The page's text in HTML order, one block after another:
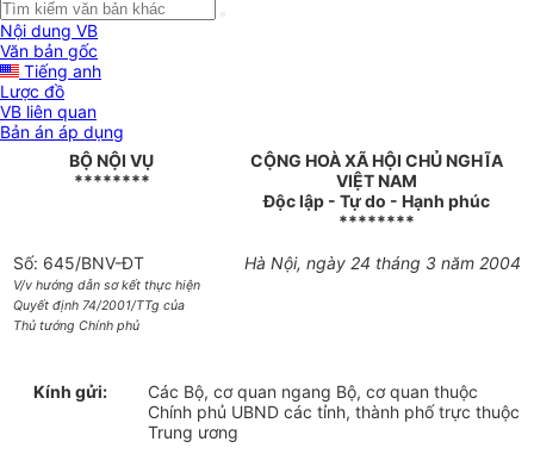
Nội dung VB
Văn bản gốc
Tiếng anh
Lược đồ
VB liên quan
Bản án áp dụng
BỘ NỘI VỤ
********
CỘNG HOÀ XÃ HỘI CHỦ NGHĨA
VIỆT NAM
Độc lập - Tự do - Hạnh phúc
********
Số: 645/BNV-ĐT
V/v hướng dẫn sơ kết thực hiện
Quyết định 74/2001/TTg của
Thủ tướng Chính phủ
Hà Nội, ngày 24 tháng 3 năm 2004
Kính gửi:
Các Bộ, cơ quan ngang Bộ, cơ quan thuộc
Chính phủ UBND các tỉnh, thành phố trực thuộc
Trung ương